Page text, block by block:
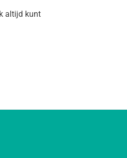
altijd kunt